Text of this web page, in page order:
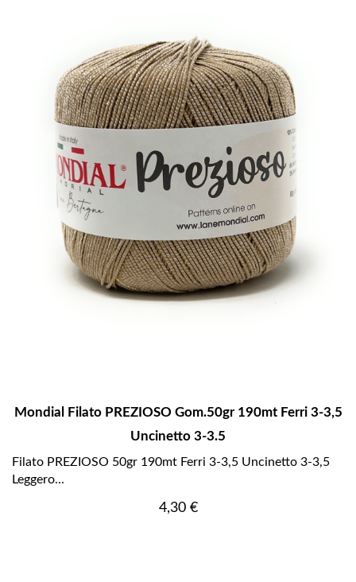
Mondial Filato PREZIOSO Gom.50gr 190mt Ferri 3-3,5
Uncinetto 3-3.5
Filato PREZIOSO 50gr 190mt Ferri 3-3,5 Uncinetto 3-3,5
Leggero...
Prezzo
4,30 €